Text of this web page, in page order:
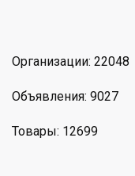
Организации: 22048
Объявления: 9027
Товары: 12699